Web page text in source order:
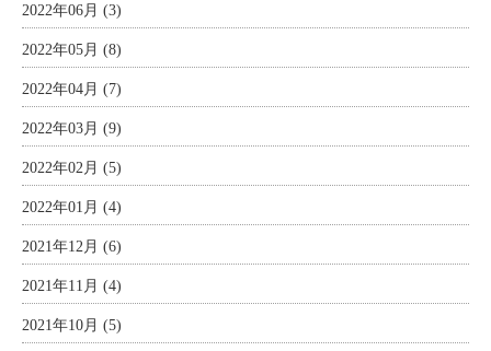
2022年06月 (3)
2022年05月 (8)
2022年04月 (7)
2022年03月 (9)
2022年02月 (5)
2022年01月 (4)
2021年12月 (6)
2021年11月 (4)
2021年10月 (5)